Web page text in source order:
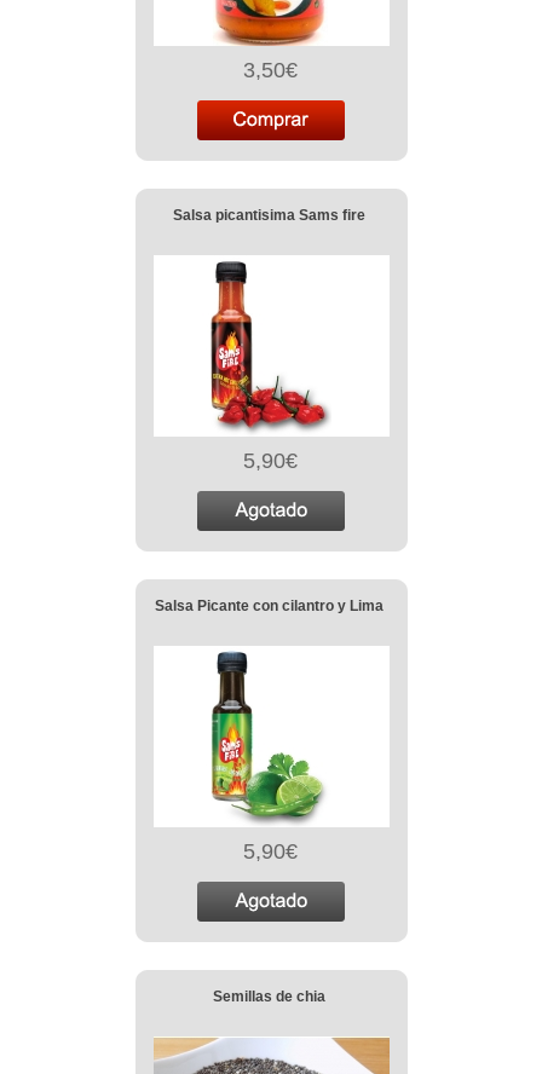
3,50€
Salsa picantisima Sams fire
5,90€
Salsa Picante con cilantro y Lima
5,90€
Semillas de chia